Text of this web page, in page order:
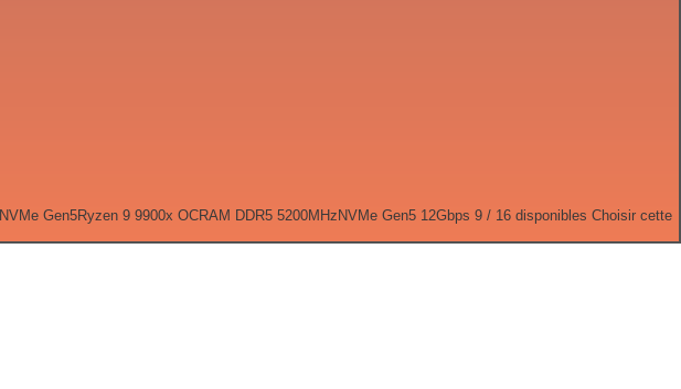
NVMe Gen5Ryzen 9 9900x OCRAM DDR5 5200MHz NVMe Gen5 12Gbps 9 / 16 disponibles Choisir cette